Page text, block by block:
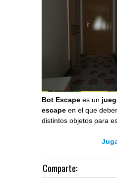
Bot Escape es un
escape en el que
distintos objetos para
Comparte: